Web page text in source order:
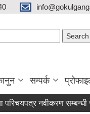
सम्पर्क
नवीकरण सम्बन्धी